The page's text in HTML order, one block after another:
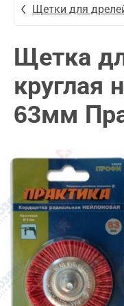
Щетки для
Щетка
круглая
63мм